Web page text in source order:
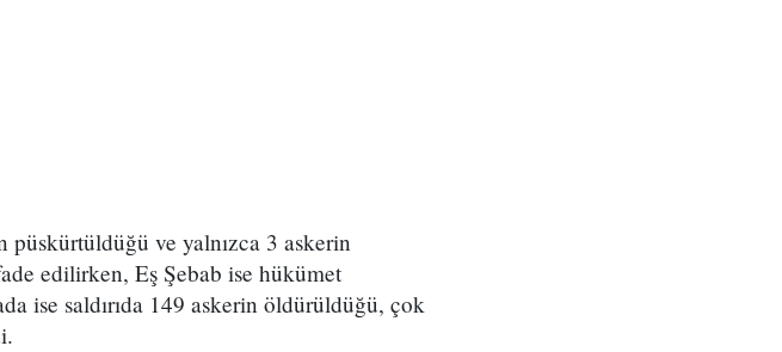
püskürtüldüğü ve yalnızca 3 askerin
edilirken, Eş Şebab ise hükümet
ise saldırıda 149 askerin öldürüldüğü, çok